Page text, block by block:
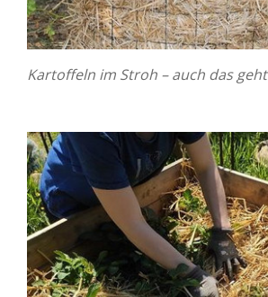
Kartoffeln im Stroh – auch das geht